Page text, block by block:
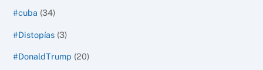
#cuba (34)
#Distopías (3)
#DonaldTrump (20)